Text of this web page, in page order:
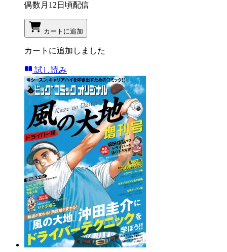
偶数月12日頃配信
カートに追加
カートに追加しました
試し読み